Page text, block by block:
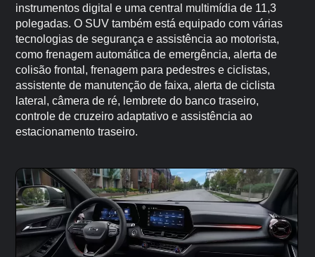
instrumentos digital e uma central multimídia de 11,3
polegadas. O SUV também está equipado com várias
tecnologias de segurança e assistência ao motorista,
como frenagem automática de emergência, alerta de
colisão frontal, frenagem para pedestres e ciclistas,
assistente de manutenção de faixa, alerta de ciclista
lateral, câmera de ré, lembrete do banco traseiro,
controle de cruzeiro adaptativo e assistência ao
estacionamento traseiro.